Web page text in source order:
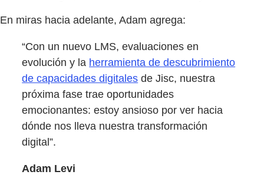
En miras hacia adelante, Adam agrega:
“Con un nuevo LMS, evaluaciones en
evolución y la herramienta de descubrimiento
de capacidades digitales de Jisc, nuestra
próxima fase trae oportunidades
emocionantes: estoy ansioso por ver hacia
dónde nos lleva nuestra transformación
digital”.
Adam Levi